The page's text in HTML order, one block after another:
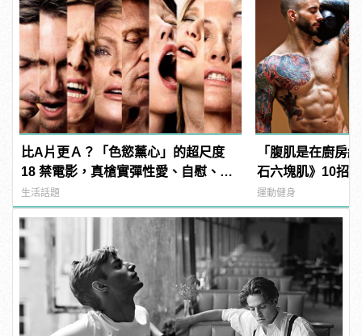
比A片更Ａ？「色慾薰心」的超尺度
18 禁電影，真槍實彈性愛、自慰、3P
直接上！ | manfashion這樣變型男
生活話題
「腹肌是在廚房
石六塊肌》10招
肌！
運動健身